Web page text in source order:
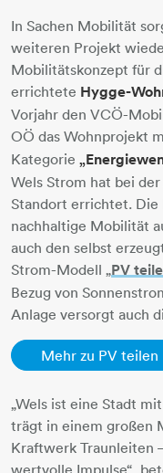
​​​​​​​In Sachen Mobilität
weiteren Projekt
Mobilitätskonzept für
errichtete Hygge-
Vorjahr den VCÖ-
OÖ das Wohnprojekt
Kategorie
Wels Strom hat bei
Standort errichtet. Die
nachhaltige Mobilität
auch den selbst
Strom-Modell „PV
Bezug von
Anlage versorgt auch
Mehr zu PV teilen
„Wels ist eine Stadt
trägt in einem großen
Kraftwerk Traunleiten
wertvolle Impulse“,